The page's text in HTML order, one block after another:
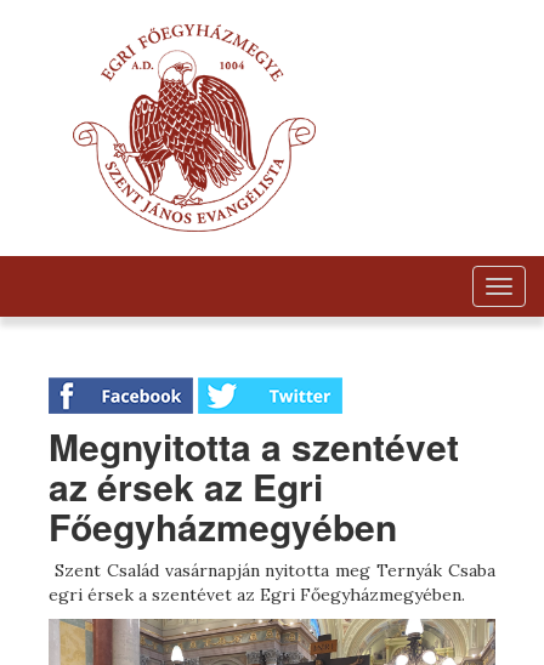
Megnyitotta a szentévet
az érsek az Egri
Főegyházmegyében
Szent Család vasárnapján nyitotta meg Ternyák Csaba
egri érsek a szentévet az Egri Főegyházmegyében.